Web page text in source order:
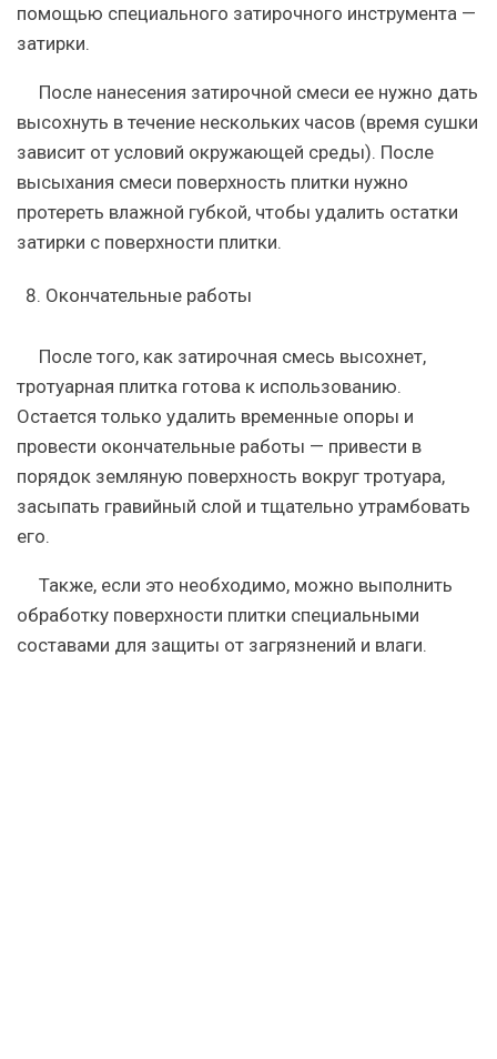
помощью специального затирочного инструмента —
затирки.
После нанесения затирочной смеси ее нужно дать
высохнуть в течение нескольких часов (время сушки
зависит от условий окружающей среды). После
высыхания смеси поверхность плитки нужно
протереть влажной губкой, чтобы удалить остатки
затирки с поверхности плитки.
Окончательные работы
После того, как затирочная смесь высохнет,
тротуарная плитка готова к использованию.
Остается только удалить временные опоры и
провести окончательные работы — привести в
порядок земляную поверхность вокруг тротуара,
засыпать гравийный слой и тщательно утрамбовать
его.
Также, если это необходимо, можно выполнить
обработку поверхности плитки специальными
составами для защиты от загрязнений и влаги.